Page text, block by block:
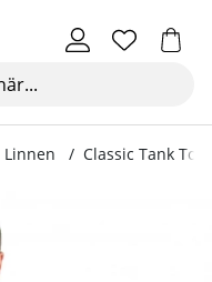
Linnen Classic Tank